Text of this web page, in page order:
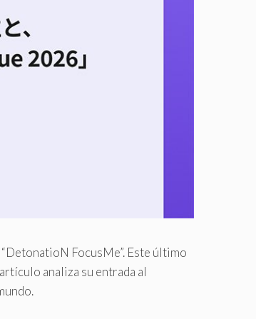
FocusMe”. Este último
analiza su entrada al